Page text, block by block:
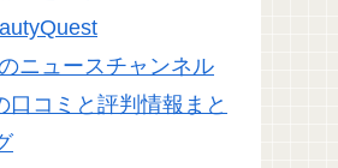
ニュースチャンネル
口コミと評判情報まと